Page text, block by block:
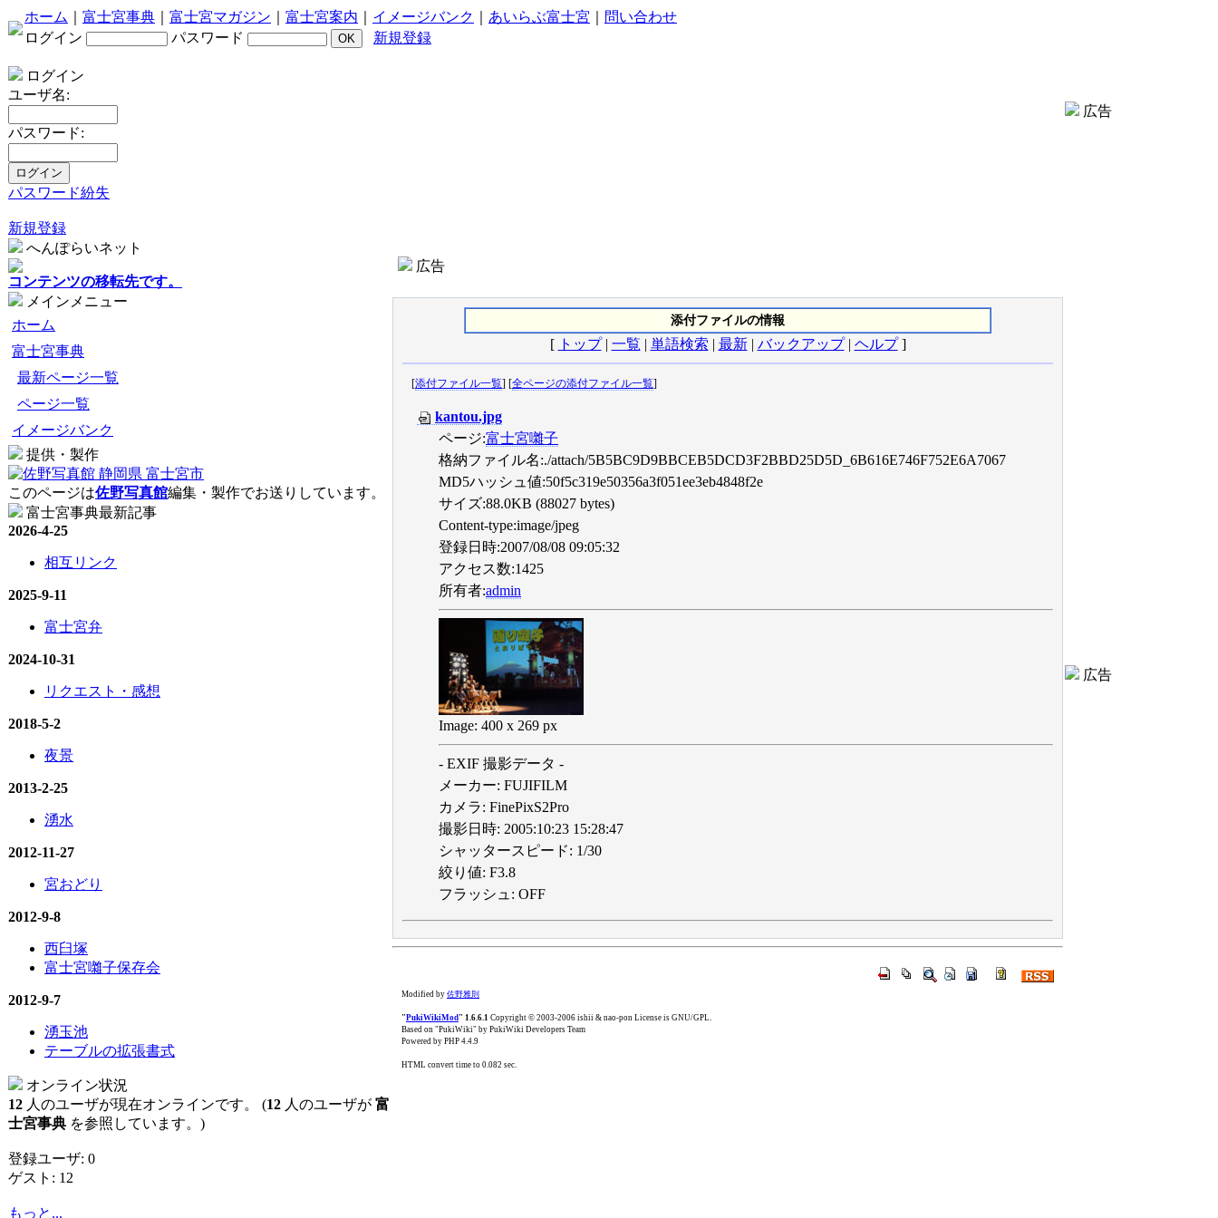
ホーム 富士宮事典 富士宮マガジン 富士宮案内 イメージバンク あいらぶ富士宮
問い合わせ
ログイン
パスワード 新規登録
ログイン
ユーザ名:
パスワード:
パスワード紛失
新規登録
へんぽらいネット
コンテンツの移転先です。
メインメニュー
ホーム
富士宮事典
最新ページ一覧
ページ一覧
イメージバンク
提供・製作
このページは佐野写真館編集・製作でお送りしています。
富士宮事典最新記事
2026-4-25
相互リンク
2025-9-11
富士宮弁
2024-10-31
リクエスト・感想
2018-5-2
夜景
2013-2-25
湧水
2012-11-27
宮おどり
2012-9-8
西臼塚
富士宮囃子保存会
2012-9-7
湧玉池
テーブルの拡張書式
オンライン状況
12 人のユーザが現在オンラインです。 (12 人のユーザが 富
士宮事典 を参照しています。)
登録ユーザ: 0
ゲスト: 12
もっと...
広告
添付ファイルの情報
[ トップ| 一覧 | 単語検索 | 最新| バックアップ| ヘルプ]
[添付ファイル一覧] [全ページの添付ファイル一覧]
kantou.jpg
ページ:富士宮囃子
格納ファイル名:./attach/5B5BC9D9BBCEB5DCD3F2BBD25D5D_6B616E746F752E6A7067
MD5ハッシュ値:50f5c319e50356a3f051ee3eb4848f2e
サイズ:88.0KB (88027 bytes)
Content-type:image/jpeg
登録日時:2007/08/08 09:05:32
アクセス数:1425
所有者:admin
Image: 400 x 269 px
- EXIF 撮影データ -
メーカー: FUJIFILM
カメラ: FinePixS2Pro
撮影日時: 2005:10:23 15:28:47
シャッタースピード: 1/30
絞り値: F3.8
フラッシュ: OFF
Modified by 佐野雅則
"PukiWikiMod" 1.6.6.1 Copyright © 2003-2006 ishii & nao-pon License is GNU/GPL.
Based on "PukiWiki" by PukiWiki Developers Team
Powered by PHP 4.4.9
HTML convert time to 0.082 sec.
広告
広告